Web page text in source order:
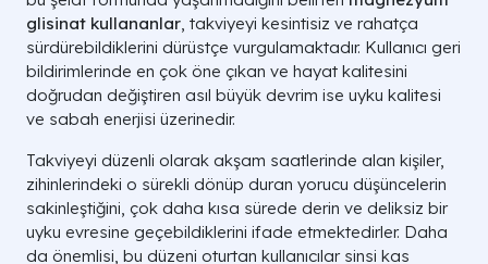
glisinat kullananlar, takviyeyi kesintisiz ve rahatça
sürdürebildiklerini dürüstçe vurgulamaktadır. Kullanıcı geri
bildirimlerinde en çok öne çıkan ve hayat kalitesini
doğrudan değiştiren asıl büyük devrim ise uyku kalitesi
ve sabah enerjisi üzerinedir.
Takviyeyi düzenli olarak akşam saatlerinde alan kişiler,
zihinlerindeki o sürekli dönüp duran yorucu düşüncelerin
sakinleştiğini, çok daha kısa sürede derin ve deliksiz bir
uyku evresine geçebildiklerini ifade etmektedirler. Daha
da önemlisi, bu düzeni oturtan kullanıcılar sinsi kas